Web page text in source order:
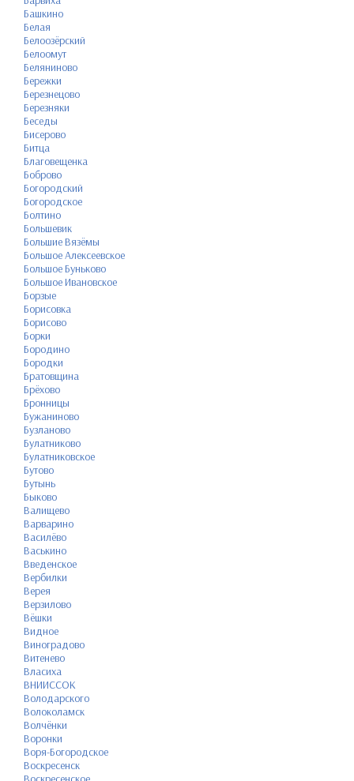
Башкино
Белая
Белоозёрский
Белоомут
Беляниново
Бережки
Березнецово
Березняки
Беседы
Бисерово
Битца
Благовещенка
Боброво
Богородский
Богородское
Болтино
Большевик
Большие Вязёмы
Большое Алексеевское
Большое Буньково
Большое Ивановское
Борзые
Борисовка
Борисово
Борки
Бородино
Бородки
Братовщина
Брёхово
Бронницы
Бужаниново
Бузланово
Булатниково
Булатниковское
Бутово
Бутынь
Быково
Валищево
Варварино
Василёво
Васькино
Введенское
Вербилки
Верея
Верзилово
Вёшки
Видное
Виноградово
Витенево
Власиха
ВНИИССОК
Володарского
Волоколамск
Волчёнки
Воронки
Воря-Богородское
Воскресенск